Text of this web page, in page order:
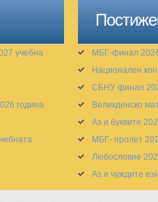
учебна
година
МБГ-финал
Национален
СБНУ финал
Великденско
Аз и буквите
МБГ- пролет
Любословие
Аз и чуждите